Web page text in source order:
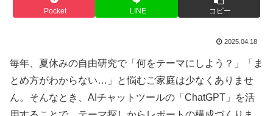
Pocket LINE コピー
2025.04.18
毎年、夏休みの自由研究で「何をテーマにしよう？」「ま
とめ方がわからない…」と悩むご家庭は少なくありませ
ん。そんなとき、AIチャットツールの「ChatGPT」を活